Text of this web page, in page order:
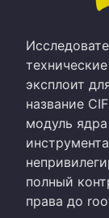
эксплоит
название
модуль
полный
права до